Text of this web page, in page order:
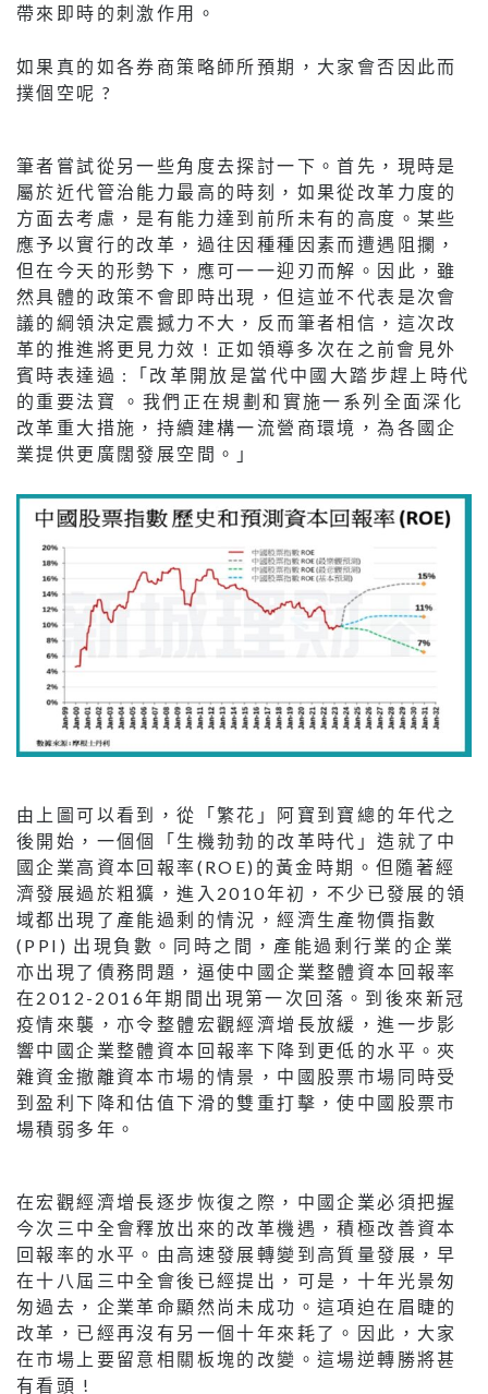
帶來即時的刺激作用。
如果真的如各券商策略師所預期，大家會否因此而
撲個空呢 ?
筆者嘗試從另一些角度去探討一下。首先，現時是
屬於近代管治能力最高的時刻，如果從改革力度的
方面去考慮，是有能力達到前所未有的高度。某些
應予以實行的改革，過往因種種因素而遭遇阻攔，
但在今天的形勢下，應可一一迎刃而解。因此，雖
然具體的政策不會即時出現，但這並不代表是次會
議的綱領決定震撼力不大，反而筆者相信，這次改
革的推進將更見力效 ! 正如領導多次在之前會見外
賓時表達過 :「改革開放是當代中國大踏步趕上時代
的重要法寶 。我們正在規劃和實施一系列全面深化
改革重大措施，持續建構一流營商環境，為各國企
業提供更廣闊發展空間。」
由上圖可以看到，從「繁花」阿寶到寶總的年代之
後開始，一個個「生機勃勃的改革時代」造就了中
國企業高資本回報率(ROE)的黃金時期。但隨著經
濟發展過於粗獷，進入2010年初，不少已發展的領
域都出現了產能過剩的情況，經濟生產物價指數
(PPI) 出現負數。同時之間，產能過剩行業的企業
亦出現了債務問題，逼使中國企業整體資本回報率
在2012-2016年期間出現第一次回落。到後來新冠
疫情來襲，亦令整體宏觀經濟增長放緩，進一步影
響中國企業整體資本回報率下降到更低的水平。夾
雜資金撤離資本市場的情景，中國股票市場同時受
到盈利下降和估值下滑的雙重打擊，使中國股票市
場積弱多年。
在宏觀經濟增長逐步恢復之際，中國企業必須把握
今次三中全會釋放出來的改革機遇，積極改善資本
回報率的水平。由高速發展轉變到高質量發展，早
在十八屆三中全會後已經提出，可是，十年光景匆
匆過去，企業革命顯然尚未成功。這項迫在眉睫的
改革，已經再沒有另一個十年來耗了。因此，大家
在市場上要留意相關板塊的改變。這場逆轉勝將甚
有看頭 !